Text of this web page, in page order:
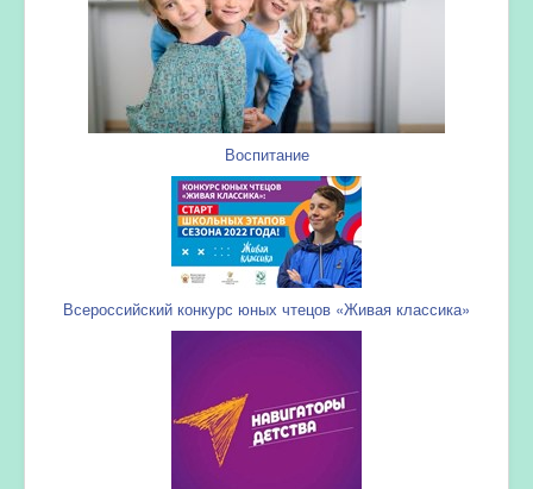
Воспитание
Всероссийский конкурс юных чтецов «Живая классика»